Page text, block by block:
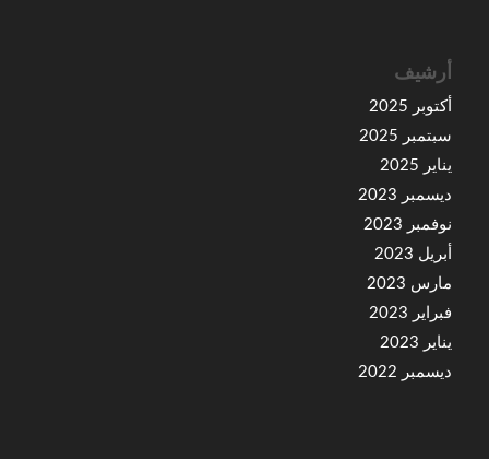
أرشيف
أكتوبر 2025
سبتمبر 2025
يناير 2025
ديسمبر 2023
نوفمبر 2023
أبريل 2023
مارس 2023
فبراير 2023
يناير 2023
ديسمبر 2022